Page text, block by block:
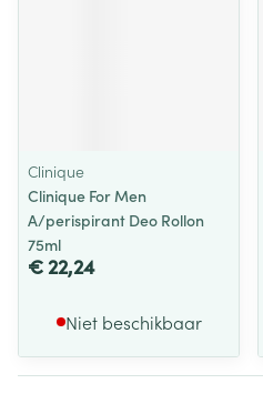
Clinique
Clinique For Men
A/perispirant Deo Rollon
75ml
€ 22,24
Niet beschikbaar